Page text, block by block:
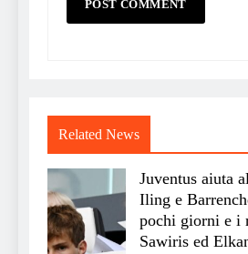
Related News
Juventus aiuta
Iling e
pochi giorni e i
Sawiris ed